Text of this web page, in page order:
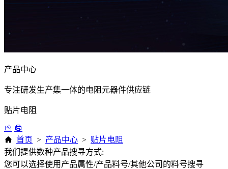
产品中心
专注研发生产集一体的电阻元器件供应链
贴片电阻
首页 > 产品中心 > 贴片电阻
我们提供数种产品搜寻方式:
您可以选择使用产品属性/产品料号/其他公司的料号搜寻